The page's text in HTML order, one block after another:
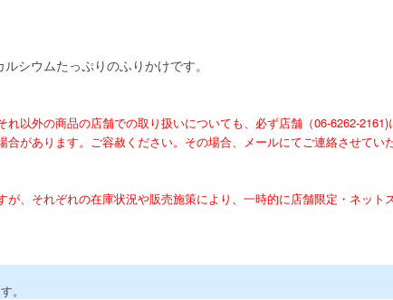
シウムたっぷりのふりかけです。
以外の商品の店舗での取り扱いについても、必ず店舗（06-6262-2161)
があります。ご容赦ください。その場合、メールにてご連絡させていた
、それぞれの在庫状況や販売施策により、一時的に店舗限定・ネット
。